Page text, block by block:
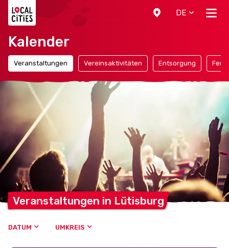
DE
Kalender
Veranstaltungen Vereinsaktivitäten Entsorgung
Veranstaltungen in Lütisburg
DATUM UMKREIS